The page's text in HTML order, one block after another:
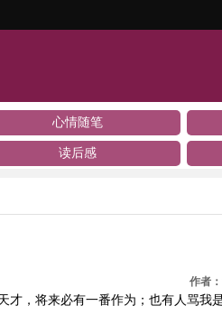
心情随笔
读后感
作者：
才，将来必有一番作为；也有人骂我